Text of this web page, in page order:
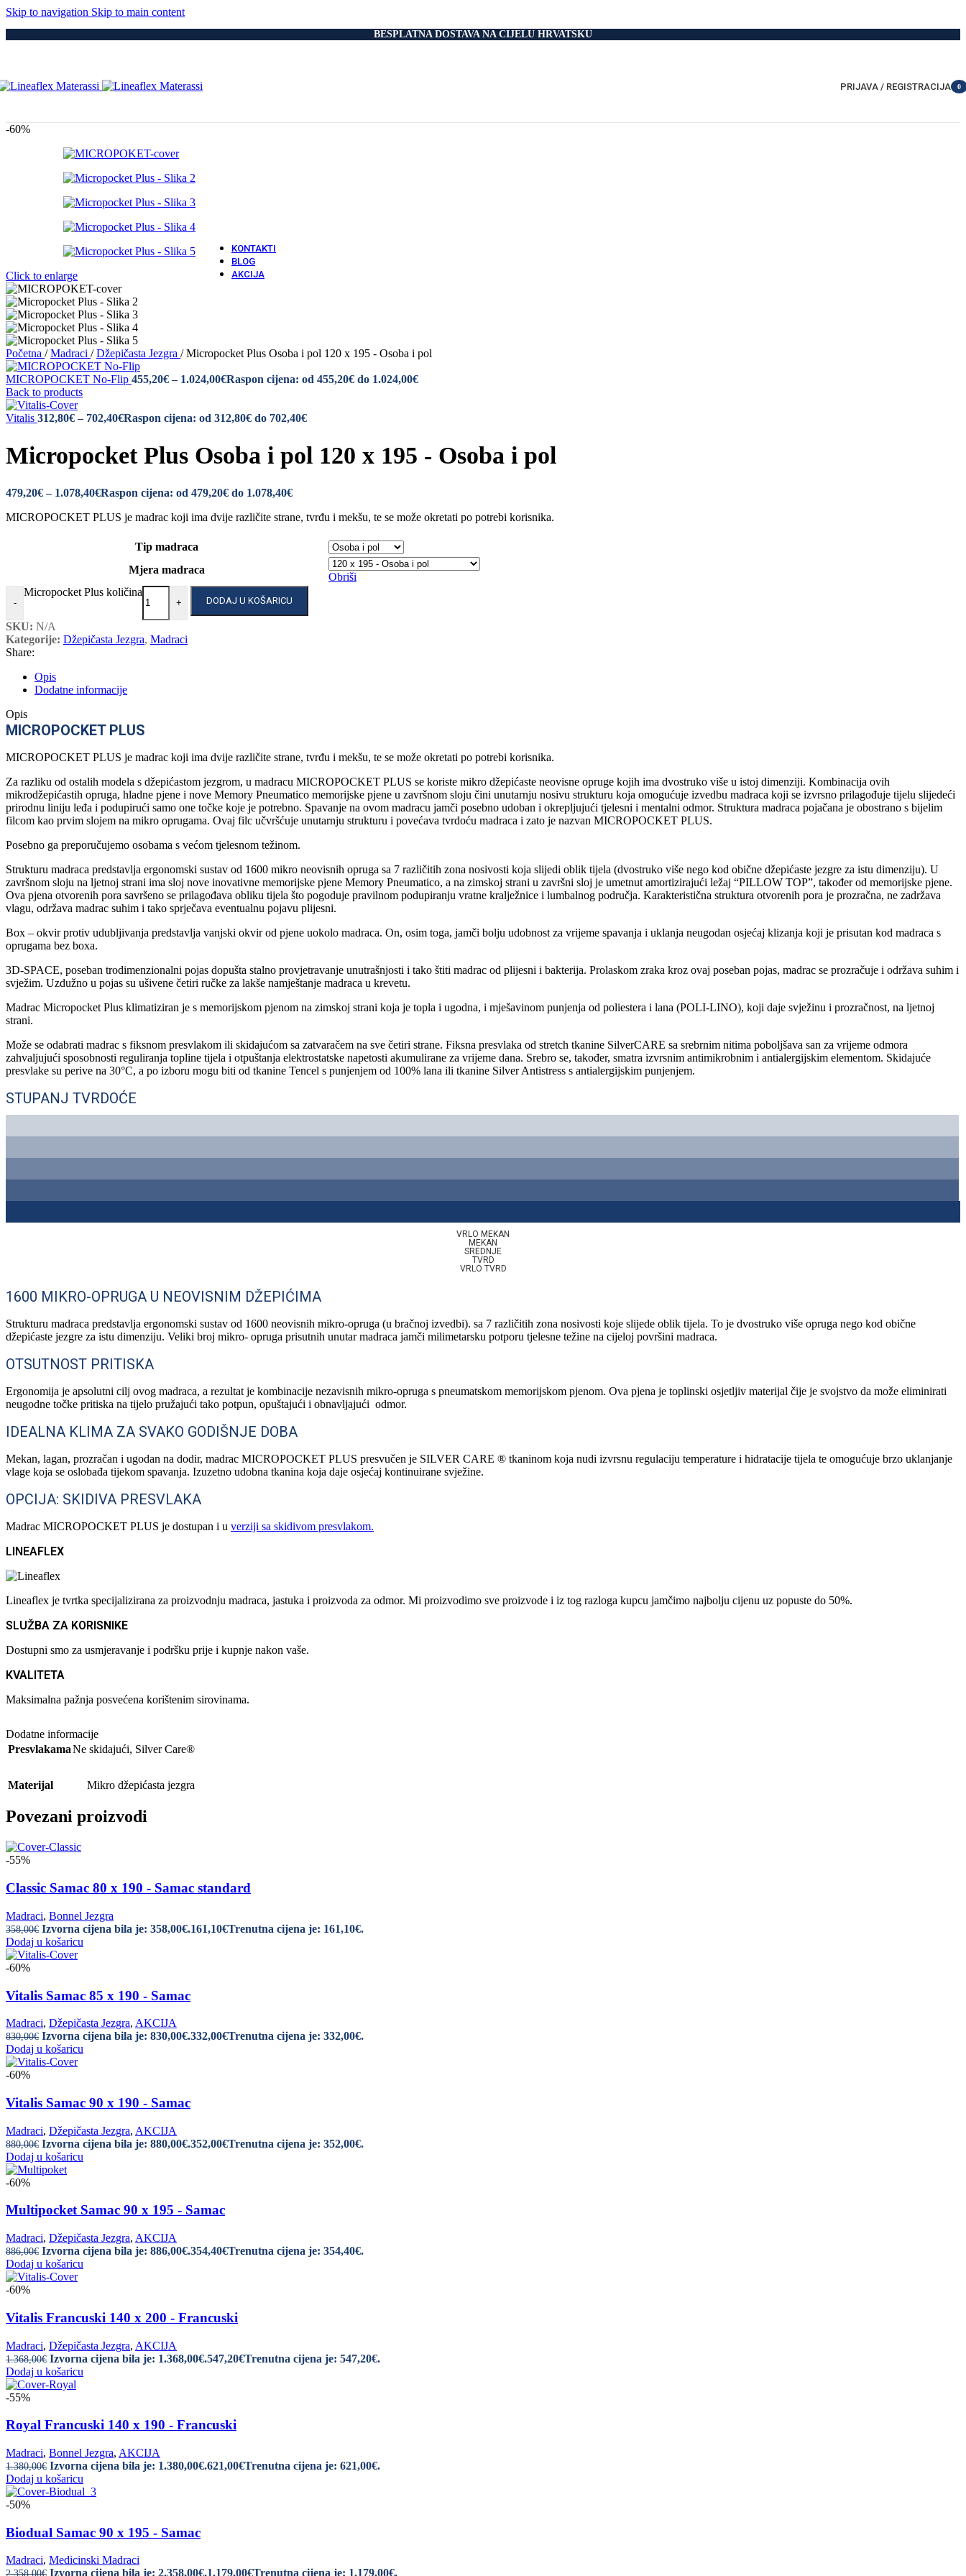
Skip to navigation Skip to main content
BESPLATNA DOSTAVA NA CIJELU HRVATSKU
Drvene Podnice
Metalni Okvir
KONTAKTI
BLOG
AKCIJA
PRIJAVA / REGISTRACIJA
0
-60%
Click to enlarge
Početna / Madraci / Džepičasta Jezgra / Micropocket Plus Osoba i pol 120 x 195 - Osoba i pol
MICROPOCKET No-Flip 455,20€ – 1.024,00€Raspon cijena: od 455,20€ do 1.024,00€
Back to products
Vitalis 312,80€ – 702,40€Raspon cijena: od 312,80€ do 702,40€
Micropocket Plus Osoba i pol 120 x 195 - Osoba i pol
479,20€ – 1.078,40€Raspon cijena: od 479,20€ do 1.078,40€
MICROPOCKET PLUS je madrac koji ima dvije različite strane, tvrđu i mekšu, te se može okretati po potrebi korisnika.
Tip madraca
Mjera madraca
Obriši
-
Micropocket Plus količina
+ DODAJ U KOŠARICU
SKU: N/A
Kategorije: Džepičasta Jezgra, Madraci
Share:
Opis
Dodatne informacije
Opis
MICROPOCKET PLUS
MICROPOCKET PLUS je madrac koji ima dvije različite strane, tvrđu i mekšu, te se može okretati po potrebi korisnika.
Za razliku od ostalih modela s džepićastom jezgrom, u madracu MICROPOCKET PLUS se koriste mikro džepićaste neovisne opruge kojih ima dvostruko više u istoj dimenziji. Kombinacija ovih
mikrodžepićastih opruga, hladne pjene i nove Memory Pneumatico memorijske pjene u završnom sloju čini unutarnju nosivu strukturu koja omogućuje izvedbu madraca koji se izvrsno prilagođuje tijelu slijedeći
prirodnu liniju leđa i podupirući samo one točke koje je potrebno. Spavanje na ovom madracu jamči posebno udoban i okrepljujući tjelesni i mentalni odmor. Struktura madraca pojačana je obostrano s bijelim
filcom kao prvim slojem na mikro oprugama. Ovaj filc učvršćuje unutarnju strukturu i povećava tvrdoću madraca i zato je nazvan MICROPOCKET PLUS.
Posebno ga preporučujemo osobama s većom tjelesnom težinom.
Strukturu madraca predstavlja ergonomski sustav od 1600 mikro neovisnih opruga sa 7 različitih zona nosivosti koja slijedi oblik tijela (dvostruko više nego kod obične džepićaste jezgre za istu dimenziju). U
završnom sloju na ljetnoj strani ima sloj nove inovativne memorijske pjene Memory Pneumatico, a na zimskoj strani u završni sloj je umetnut amortizirajući ležaj “PILLOW TOP”, također od memorijske pjene.
Ova pjena otvorenih pora savršeno se prilagođava obliku tijela što pogoduje pravilnom podupiranju vratne kralježnice i lumbalnog područja. Karakteristična struktura otvorenih pora je prozračna, ne zadržava
vlagu, održava madrac suhim i tako sprječava eventualnu pojavu plijesni.
Box – okvir protiv udubljivanja predstavlja vanjski okvir od pjene uokolo madraca. On, osim toga, jamči bolju udobnost za vrijeme spavanja i uklanja neugodan osjećaj klizanja koji je prisutan kod madraca s
oprugama bez boxa.
3D-SPACE, poseban trodimenzionalni pojas dopušta stalno provjetravanje unutrašnjosti i tako štiti madrac od plijesni i bakterija. Prolaskom zraka kroz ovaj poseban pojas, madrac se prozračuje i održava suhim i
svježim. Uzdužno u pojas su ušivene četiri ručke za lakše namještanje madraca u krevetu.
Madrac Micropocket Plus klimatiziran je s memorijskom pjenom na zimskoj strani koja je topla i ugodna, i mješavinom punjenja od poliestera i lana (POLI-LINO), koji daje svježinu i prozračnost, na ljetnoj
strani.
Može se odabrati madrac s fiksnom presvlakom ili skidajućom sa zatvaračem na sve četiri strane. Fiksna presvlaka od stretch tkanine SilverCARE sa srebrnim nitima poboljšava san za vrijeme odmora
zahvaljujući sposobnosti reguliranja topline tijela i otpuštanja elektrostatske napetosti akumulirane za vrijeme dana. Srebro se, također, smatra izvrsnim antimikrobnim i antialergijskim elementom. Skidajuće
presvlake su perive na 30°C, a po izboru mogu biti od tkanine Tencel s punjenjem od 100% lana ili tkanine Silver Antistress s antialergijskim punjenjem.
STUPANJ TVRDOĆE
VRLO MEKAN
MEKAN
SREDNJE
TVRD
VRLO TVRD
1600 MIKRO-OPRUGA U NEOVISNIM DŽEPIĆIMA
Strukturu madraca predstavlja ergonomski sustav od 1600 neovisnih mikro-opruga (u bračnoj izvedbi). sa 7 različitih zona nosivosti koje slijede oblik tijela. To je dvostruko više opruga nego kod obične
džepićaste jezgre za istu dimenziju. Veliki broj mikro- opruga prisutnih unutar madraca jamči milimetarsku potporu tjelesne težine na cijeloj površini madraca.
OTSUTNOST PRITISKA
Ergonomija je apsolutni cilj ovog madraca, a rezultat je kombinacije nezavisnih mikro-opruga s pneumatskom memorijskom pjenom. Ova pjena je toplinski osjetljiv materijal čije je svojstvo da može eliminirati
neugodne točke pritiska na tijelo pružajući tako potpun, opuštajući i obnavljajući odmor.
IDEALNA KLIMA ZA SVAKO GODIŠNJE DOBA
Mekan, lagan, prozračan i ugodan na dodir, madrac MICROPOCKET PLUS presvučen je SILVER CARE ® tkaninom koja nudi izvrsnu regulaciju temperature i hidratacije tijela te omogućuje brzo uklanjanje
vlage koja se oslobađa tijekom spavanja. Izuzetno udobna tkanina koja daje osjećaj kontinuirane svježine.
OPCIJA: SKIDIVA PRESVLAKA
Madrac MICROPOCKET PLUS je dostupan i u verziji sa skidivom presvlakom.
LINEAFLEX
Lineaflex je tvrtka specijalizirana za proizvodnju madraca, jastuka i proizvoda za odmor. Mi proizvodimo sve proizvode i iz tog razloga kupcu jamčimo najbolju cijenu uz popuste do 50%.
SLUŽBA ZA KORISNIKE
Dostupni smo za usmjeravanje i podršku prije i kupnje nakon vaše.
KVALITETA
Maksimalna pažnja posvećena korištenim sirovinama.
Dodatne informacije
PresvlakamaNe skidajući, Silver Care®
Materijal Mikro džepićasta jezgra
Povezani proizvodi
-55%
Classic Samac 80 x 190 - Samac standard
Madraci, Bonnel Jezgra
358,00€ Izvorna cijena bila je: 358,00€.161,10€Trenutna cijena je: 161,10€.
Dodaj u košaricu
-60%
Vitalis Samac 85 x 190 - Samac
Madraci, Džepičasta Jezgra, AKCIJA
830,00€ Izvorna cijena bila je: 830,00€.332,00€Trenutna cijena je: 332,00€.
Dodaj u košaricu
-60%
Vitalis Samac 90 x 190 - Samac
Madraci, Džepičasta Jezgra, AKCIJA
880,00€ Izvorna cijena bila je: 880,00€.352,00€Trenutna cijena je: 352,00€.
Dodaj u košaricu
-60%
Multipocket Samac 90 x 195 - Samac
Madraci, Džepičasta Jezgra, AKCIJA
886,00€ Izvorna cijena bila je: 886,00€.354,40€Trenutna cijena je: 354,40€.
Dodaj u košaricu
-60%
Vitalis Francuski 140 x 200 - Francuski
Madraci, Džepičasta Jezgra, AKCIJA
1.368,00€ Izvorna cijena bila je: 1.368,00€.547,20€Trenutna cijena je: 547,20€.
Dodaj u košaricu
-55%
Royal Francuski 140 x 190 - Francuski
Madraci, Bonnel Jezgra, AKCIJA
1.380,00€ Izvorna cijena bila je: 1.380,00€.621,00€Trenutna cijena je: 621,00€.
Dodaj u košaricu
-50%
Biodual Samac 90 x 195 - Samac
Madraci, Medicinski Madraci
2.358,00€ Izvorna cijena bila je: 2.358,00€.1.179,00€Trenutna cijena je: 1.179,00€.